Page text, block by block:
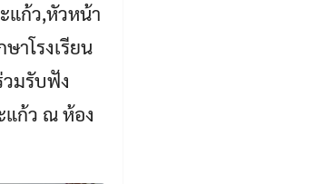
แก้ว,หัวหน้า
าโรงเรียน
มรับฟัง
แก้ว ณ ห้อง